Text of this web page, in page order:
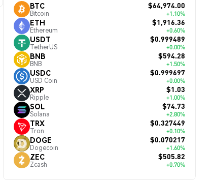
BTC
Bitcoin
$64,974.00
+1.10%
ETH
Ethereum
$1,916.36
+0.60%
USDT
TetherUS
$0.999489
+0.00%
BNB
BNB
$594.28
+1.50%
USDC
USD Coin
$0.999697
+0.00%
XRP
Ripple
$1.03
+1.00%
SOL
Solana
$74.73
+2.80%
TRX
Tron
$0.327449
+0.10%
DOGE
Dogecoin
$0.070217
+1.60%
ZEC
Zcash
$505.82
+0.70%